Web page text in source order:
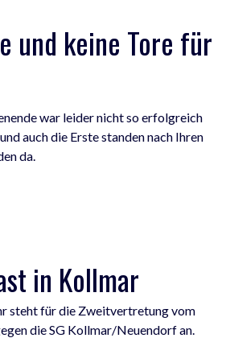
und keine Tore für
war leider nicht so erfolgreich
auch die Erste standen nach Ihren
da.
in Kollmar
steht für die Zweitvertretung vom
die SG Kollmar/Neuendorf an.